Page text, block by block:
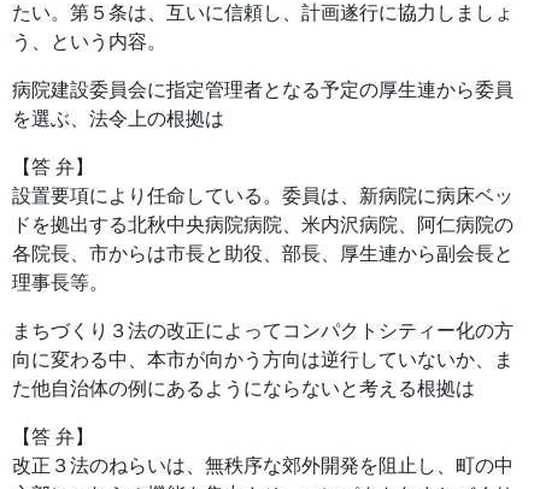
たい。第５条は、互いに信頼し、計画遂行に協力しましょ
う、という内容。
病院建設委員会に指定管理者となる予定の厚生連から委員
を選ぶ、法令上の根拠は
【答 弁】
設置要項により任命している。委員は、新病院に病床ベッ
ドを拠出する北秋中央病院病院、米内沢病院、阿仁病院の
各院長、市からは市長と助役、部長、厚生連から副会長と
理事長等。
まちづくり３法の改正によってコンパクトシティー化の方
向に変わる中、本市が向かう方向は逆行していないか、ま
た他自治体の例にあるようにならないと考える根拠は
【答 弁】
改正３法のねらいは、無秩序な郊外開発を阻止し、町の中